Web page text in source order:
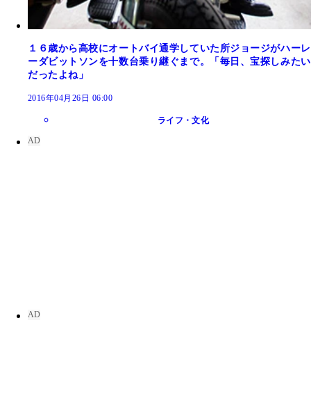
１６歳から高校にオートバイ通学していた所ジョージがハーレ
ーダビットソンを十数台乗り継ぐまで。「毎日、宝探しみたい
だったよね」
2016年04月26日 06:00
ライフ・文化